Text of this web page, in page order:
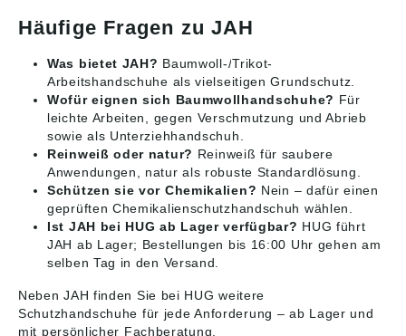
Häufige Fragen zu JAH
Was bietet JAH? Baumwoll-/Trikot-
Arbeitshandschuhe als vielseitigen Grundschutz.
Wofür eignen sich Baumwollhandschuhe? Für
leichte Arbeiten, gegen Verschmutzung und Abrieb
sowie als Unterziehhandschuh.
Reinweiß oder natur? Reinweiß für saubere
Anwendungen, natur als robuste Standardlösung.
Schützen sie vor Chemikalien? Nein – dafür einen
geprüften Chemikalienschutzhandschuh wählen.
Ist JAH bei HUG ab Lager verfügbar? HUG führt
JAH ab Lager; Bestellungen bis 16:00 Uhr gehen am
selben Tag in den Versand.
Neben JAH finden Sie bei HUG weitere
Schutzhandschuhe für jede Anforderung – ab Lager und
mit persönlicher Fachberatung.